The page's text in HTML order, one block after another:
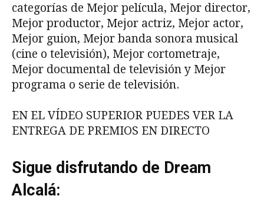
categorías de Mejor película, Mejor director,
Mejor productor, Mejor actriz, Mejor actor,
Mejor guion, Mejor banda sonora musical
(cine o televisión), Mejor cortometraje,
Mejor documental de televisión y Mejor
programa o serie de televisión.
EN EL VÍDEO SUPERIOR PUEDES VER LA
ENTREGA DE PREMIOS EN DIRECTO
Sigue disfrutando de Dream
Alcalá: